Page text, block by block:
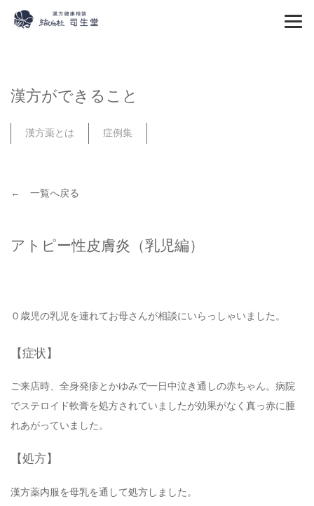
漢方ができること
漢方薬とは 症例集
← 一覧へ戻る
アトピー性皮膚炎（乳児編）
０歳児の乳児を連れてお母さんが相談にいらっしゃいました。
【症状】
ご来店時、全身発疹とかゆみで一日中泣き通しの赤ちゃん。病院
でステロイド軟膏を処方されていましたが効果がなく真っ赤に腫
れあがっていました。
【処方】
漢方薬内服を母乳を通して処方しました。